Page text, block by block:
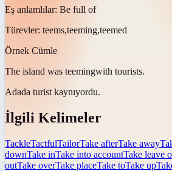
Eş anlamlılar: Be full of
Türevler: teems,teeming,teemed
Örnek Cümle
The island was teemingwith tourists.
Adada turist kaynıyordu.
İlgili Kelimeler
TackleTactfulTailorTake afterTake away
downTake inTake into accountTake leave
outTake overTake placeTake toTake up